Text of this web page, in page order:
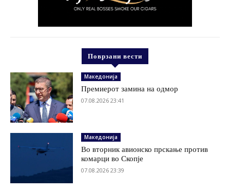
Поврзани вести
Македонија
Премиерот замина на одмор
07.08.2026 23:41
Македонија
Во вторник авионско прскање против
комарци во Скопје
07.08.2026 23:39